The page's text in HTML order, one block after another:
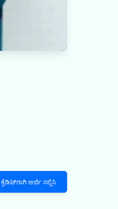
ಕ್ರೆಡಿಟ್‌ಗಾಗಿ ಅರ್ಜಿ ಸಲ್ಲಿಸಿ